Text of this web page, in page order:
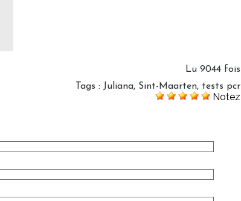
Lu 9044 fois
Tags : Juliana, Sint-Maarten, tests pcr
Notez